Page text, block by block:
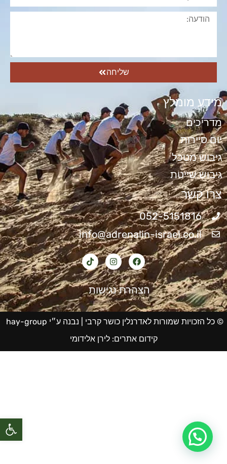
פתח
שליחה
מידע מומלץ
מדריכים
יום סיירות
גיבוש מטכל
גיבוש שייטת
צרו קשר
052-5151816
info@adrenalin-israel.co.il
הצהרת נגישות
© כל הזכויות שמורות לאדרנלין כושר קרבי |
נבנה ע״י hay-group
קידום אתרים: לירן אלידומי